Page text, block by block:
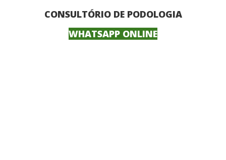
CONSULTÓRIO DE PODOLOGIA
WHATSAPP ONLINE